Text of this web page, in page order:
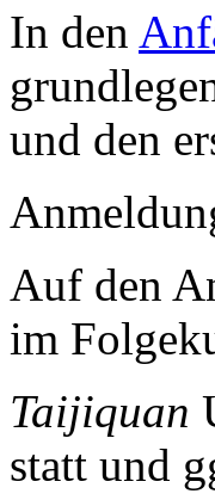
In den
und den
Auf den
im
Taijiquan
statt und